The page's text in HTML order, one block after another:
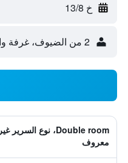
خ 13/8
2 من الضيوف، غرفة واحدة
Double room، نوع السرير غير
معروف